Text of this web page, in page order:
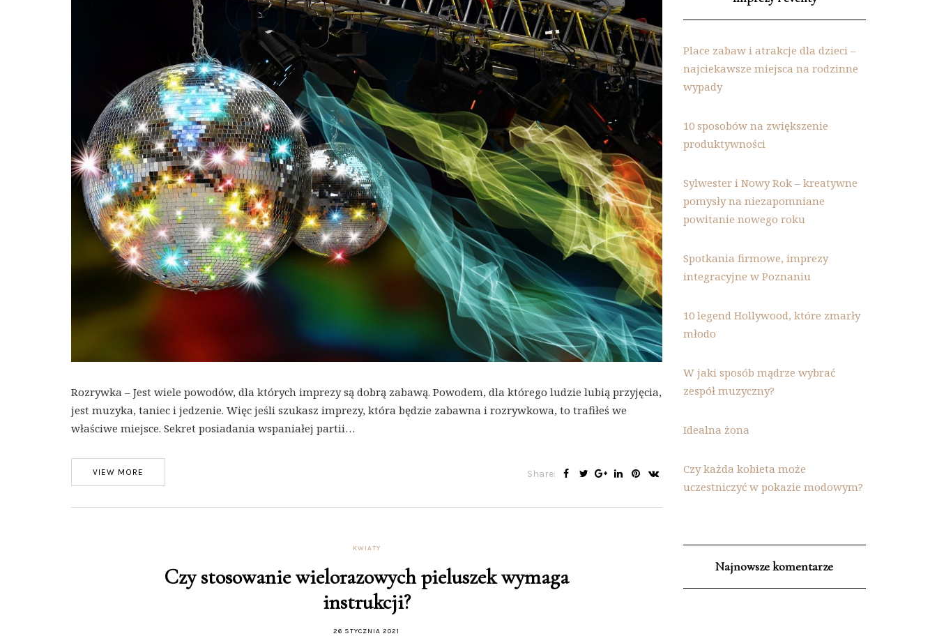
Rozrywka – Jest wiele powodów, dla których imprezy są dobrą zabawą. Powodem, dla którego ludzie lubią przyjęcia,
jest muzyka, taniec i jedzenie. Więc jeśli szukasz imprezy, która będzie zabawna i rozrywkowa, to trafiłeś we
właściwe miejsce. Sekret posiadania wspaniałej partii…
VIEW MORE Share:
KWIATY
Czy stosowanie wielorazowych pieluszek wymaga
instrukcji?
26 STYCZNIA 2021
Place zabaw i atrakcje dla dzieci –
najciekawsze miejsca na rodzinne
wypady
10 sposobów na zwiększenie
produktywności
Sylwester i Nowy Rok – kreatywne
pomysły na niezapomniane
powitanie nowego roku
Spotkania firmowe, imprezy
integracyjne w Poznaniu
10 legend Hollywood, które zmarły
młodo
W jaki sposób mądrze wybrać
zespół muzyczny?
Idealna żona
Czy każda kobieta może
uczestniczyć w pokazie modowym?
Najnowsze komentarze